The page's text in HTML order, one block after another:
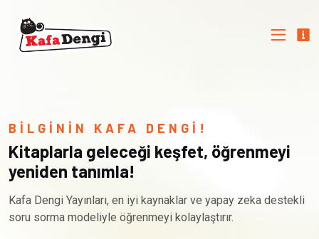
BİLGİNİN KAFA DENGİ!
Kitaplarla geleceği keşfet, öğrenmeyi
yeniden tanımla!
Kafa Dengi Yayınları, en iyi kaynaklar ve yapay zeka destekli
soru sorma modeliyle öğrenmeyi kolaylaştırır.